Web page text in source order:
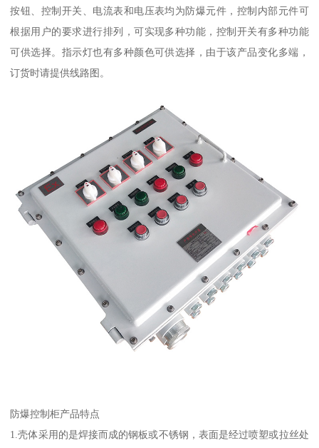
按钮、控制开关、电流表和电压表均为防爆元件，控制内部元件可
根据用户的要求进行排列，可实现多种功能，控制开关有多种功能
可供选择。指示灯也有多种颜色可供选择，由于该产品变化多端，
订货时请提供线路图。
防爆控制柜产品特点
1.壳体采用的是焊接而成的钢板或不锈钢，表面是经过喷塑或拉丝处